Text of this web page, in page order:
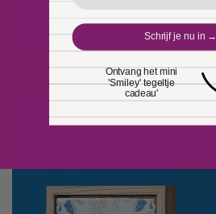
Tegelhouders
Schrijf je nu in →
Ontvang het mini
'Smiley' tegeltje
cadeau'